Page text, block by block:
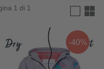
1 di 1
-40%